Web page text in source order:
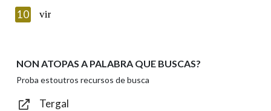
Enviar
10 vir
NON ATOPAS A PALABRA QUE BUSCAS?
Proba estoutros recursos de busca
Tergal